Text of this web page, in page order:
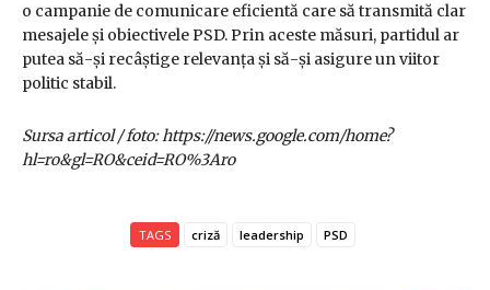
o campanie de comunicare eficientă care să transmită clar
mesajele și obiectivele PSD. Prin aceste măsuri, partidul ar
putea să-și recâștige relevanța și să-și asigure un viitor
politic stabil.
Sursa articol / foto: https://news.google.com/home?
hl=ro&gl=RO&ceid=RO%3Aro
TAGS criză leadership PSD